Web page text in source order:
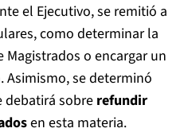
el Ejecutivo, se remitió a
como determinar la
o encargar un
Asimismo, se determinó
debatirá sobre refundir
en esta materia.